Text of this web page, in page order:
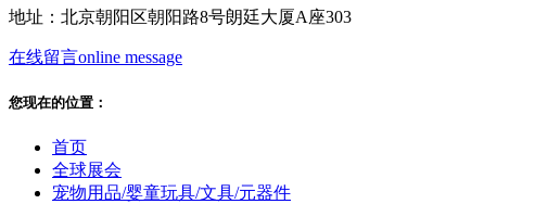
地址：北京朝阳区朝阳路8号朗廷大厦A座303
在线留言online message
您现在的位置：
首页
全球展会
宠物用品/婴童玩具/文具/元器件